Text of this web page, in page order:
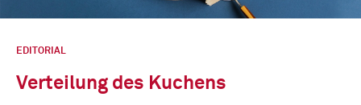
EDITORIAL
Verteilung des Kuchens